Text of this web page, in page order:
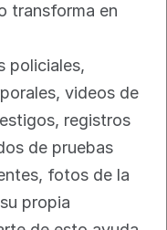
transforma en
policiales,
videos de
registros
de pruebas
fotos de la
propia